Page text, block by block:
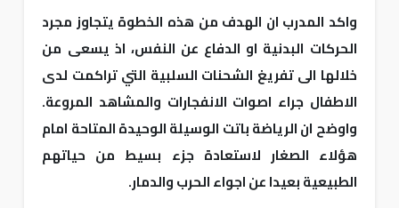
واكد المدرب ان الهدف من هذه الخطوة يتجاوز مجرد
الحركات البدنية او الدفاع عن النفس، اذ يسعى من
خلالها الى تفريغ الشحنات السلبية التي تراكمت لدى
الاطفال جراء اصوات الانفجارات والمشاهد المروعة.
واوضح ان الرياضة باتت الوسيلة الوحيدة المتاحة امام
هؤلاء الصغار لاستعادة جزء بسيط من حياتهم
الطبيعية بعيدا عن اجواء الحرب والدمار.